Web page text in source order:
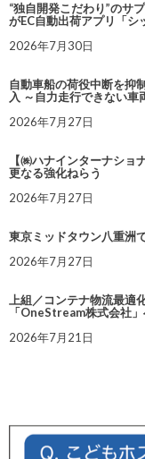
“独自開発こだわり”のサ
がEC自動出荷アプリ「シ
2026年7月30日
自動車船の荷役中断を抑
入 ～自力走行できない車
2026年7月27日
【㈱ハナインターナシ
更なる強化ねらう
2026年7月27日
東京ミッドタウン八重洲
2026年7月27日
上組／コンテナ物流最適
「OneStream株式会社
2026年7月21日